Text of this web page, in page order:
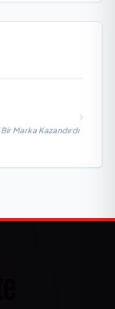
Bir Marka Kazandırdı